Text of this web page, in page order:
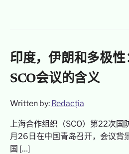
印度，伊朗和多极
SCO会议的含义
Written by: Redacția
上海合作组织（SCO）第22次
月26日在中国青岛召开，会议背
国 […]